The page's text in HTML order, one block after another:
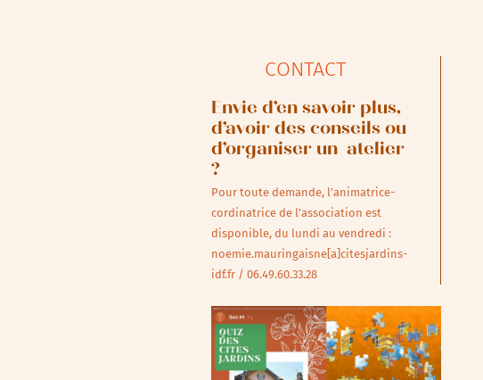
CONTACT
Envie d’en savoir plus,
d’avoir des conseils ou
d’organiser un atelier
?
Pour toute demande, l’animatrice-
cordinatrice de l’association est
disponible, du lundi au vendredi :
noemie.mauringaisne[a]citesjardins-
idf.fr/ 06.49.60.33.28